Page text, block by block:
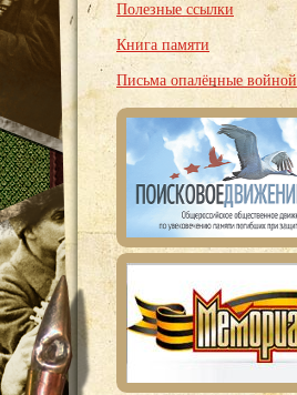
Полезные ссылки
Книга памяти
Письма опалённые войной